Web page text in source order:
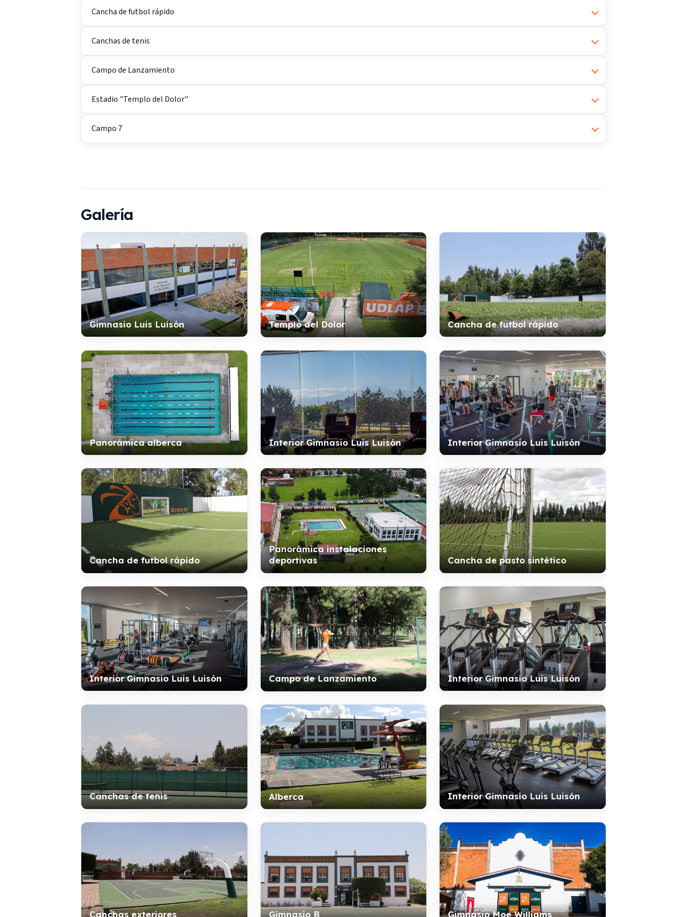
Cancha de futbol rápido
Canchas de tenis
Campo de Lanzamiento
Estadio "Templo del Dolor"
Campo 7
Galería
Gimnasio Luis Luisón Templo del Dolor Cancha de futbol rápido
Panorámica alberca Interior Gimnasio Luis Luisón Interior Gimnasio Luis Luisón
Cancha de futbol rápido
Panorámica instalaciones
deportivas
Cancha de pasto sintético
Interior Gimnasio Luis Luisón Campo de Lanzamiento Interior Gimnasio Luis Luisón
Canchas de tenis Alberca Interior Gimnasio Luis Luisón
Canchas exteriores Gimnasio B Gimnasio Moe Williams